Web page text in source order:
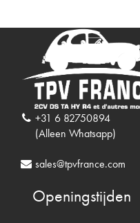
+31 6 82750894
(Alleen Whatsapp)
sales@tpvfrance.com
Openingstijden